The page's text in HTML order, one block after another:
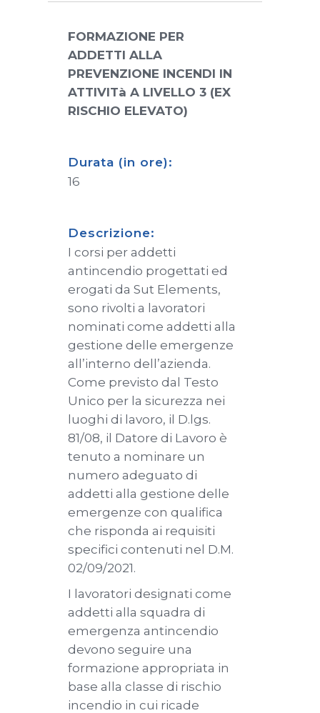
FORMAZIONE PER
ADDETTI ALLA
PREVENZIONE INCENDI IN
ATTIVITà A LIVELLO 3 (EX
RISCHIO ELEVATO)
Durata (in ore):
16
Descrizione:
I corsi per addetti
antincendio progettati ed
erogati da Sut Elements,
sono rivolti a lavoratori
nominati come addetti alla
gestione delle emergenze
all’interno dell’azienda.
Come previsto dal Testo
Unico per la sicurezza nei
luoghi di lavoro, il D.lgs.
81/08, il Datore di Lavoro è
tenuto a nominare un
numero adeguato di
addetti alla gestione delle
emergenze con qualifica
che risponda ai requisiti
specifici contenuti nel D.M.
02/09/2021.
I lavoratori designati come
addetti alla squadra di
emergenza antincendio
devono seguire una
formazione appropriata in
base alla classe di rischio
incendio in cui ricade